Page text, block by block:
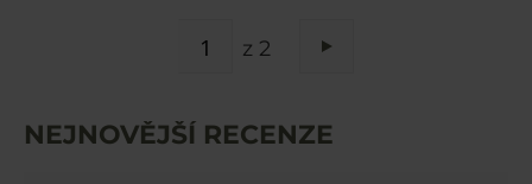
z 2
NEJNOVĚJŠÍ RECENZE